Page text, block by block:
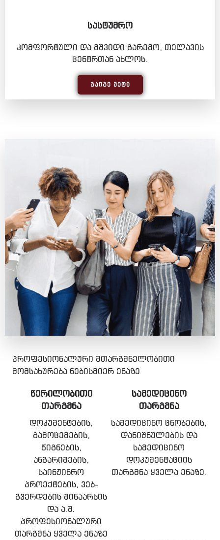
ᲡᲐᲡᲢᲣᲛᲠᲝ
კომფორტული და მშვიდი გარემო, თელავის
ცენტრთან ახლოს.
ᲒᲐᲘᲒᲔ ᲛᲔᲢᲘ
პროფესიონალური მთარგმნელობითი
მომსახურება ნებისმიერ ენაზე
ᲬᲔᲠᲘᲚᲝᲑᲘᲗᲘ
ᲗᲐᲠᲒᲛᲜᲐ
დოკუმენტების,
გამოცემების,
წიგნების,
ანგარიშების,
საინჟინრო
პროექტების, ვებ-
გვერდების შინაარსის
და ა.შ.
პროფესიონალური
თარგმნა ყველა ენაზე
ᲡᲐᲛᲔᲓᲘᲪᲘᲜᲝ
ᲗᲐᲠᲒᲛᲜᲐ
სამედიცინო ცნობების,
დანიშნულების და
სამედიცინო
დოკუმენტაციის
თარგმნა ყველა ენაზე.